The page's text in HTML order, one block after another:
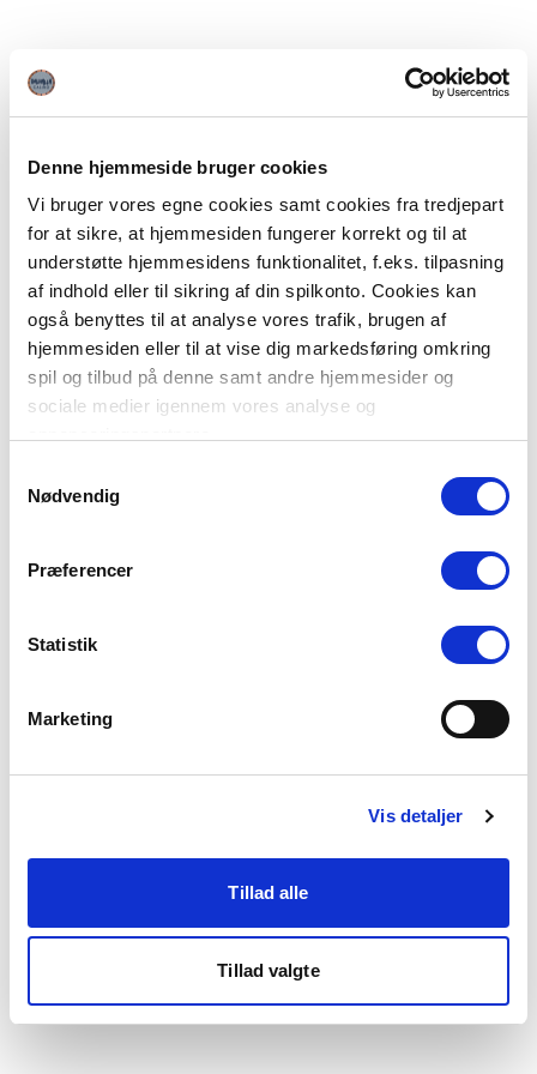
Denne hjemmeside bruger cookies
Vi bruger vores egne cookies samt cookies fra tredjepart
for at sikre, at hjemmesiden fungerer korrekt og til at
understøtte hjemmesidens funktionalitet, f.eks. tilpasning
af indhold eller til sikring af din spilkonto. Cookies kan
også benyttes til at analyse vores trafik, brugen af
hjemmesiden eller til at vise dig markedsføring omkring
spil og tilbud på denne samt andre hjemmesider og
sociale medier igennem vores analyse og
Du kan læse mere om vores brug af cookies under
"Detaljer" eller ved at klikke videre til vores Cookiepolitik,
Nødvendig
Præferencer
Statistik
Marketing
Vis detaljer
Tillad alle
Tillad valgte